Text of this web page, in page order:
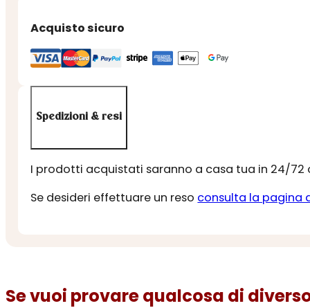
Acquisto sicuro
Spedizioni & resi
I prodotti acquistati saranno a casa tua in 24/72
Se desideri effettuare un reso consulta la pagina
Se vuoi provare qualcosa di